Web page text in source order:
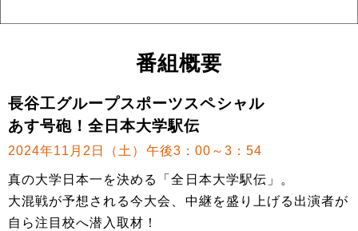
番組概要
長谷工グループスポーツスペシャル
あす号砲！全日本大学駅伝
2024年11月2日（土）午後3：00～3：54
真の大学日本一を決める「全日本大学駅伝」。
大混戦が予想される今大会、中継を盛り上げる出演者が
自ら注目校へ潜入取材！